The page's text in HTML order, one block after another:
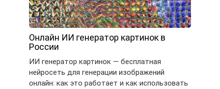
Онлайн ИИ генератор картинок в
России
ИИ генератор картинок — бесплатная
нейросеть для генерации изображений
онлайн: как это работает и как использовать